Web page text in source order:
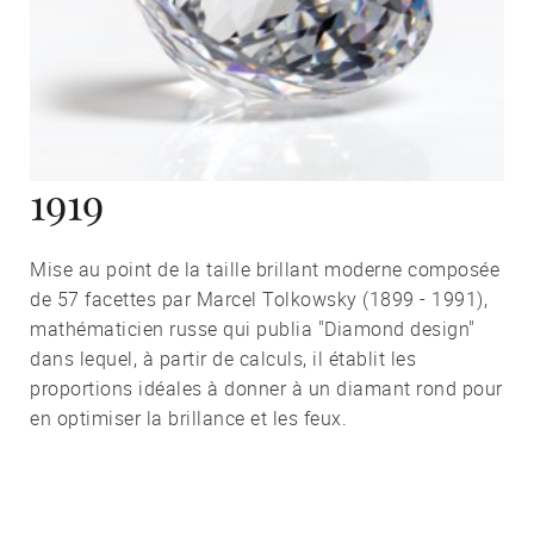
1919
Mise au point de la taille brillant moderne composée
de 57 facettes par Marcel Tolkowsky (1899 - 1991),
mathématicien russe qui publia "Diamond design"
dans lequel, à partir de calculs, il établit les
proportions idéales à donner à un diamant rond pour
en optimiser la brillance et les feux.